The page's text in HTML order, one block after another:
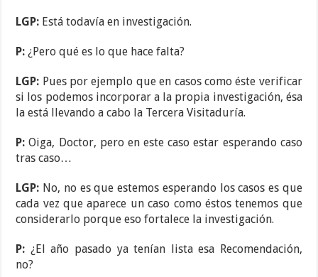
LGP: Está todavía en investigación.
P:¿Pero qué es lo que hace falta?
LGP: Pues por ejemplo que en casos como éste verificar
si los podemos incorporar a la propia investigación, ésa
la está llevando a cabo la Tercera Visitaduría.
P:Oiga, Doctor, pero en este caso estar esperando caso
tras caso…
LGP: No, no es que estemos esperando los casos es que
cada vez que aparece un caso como éstos tenemos que
considerarlo porque eso fortalece la investigación.
P: ¿El año pasado ya tenían lista esa Recomendación,
no?